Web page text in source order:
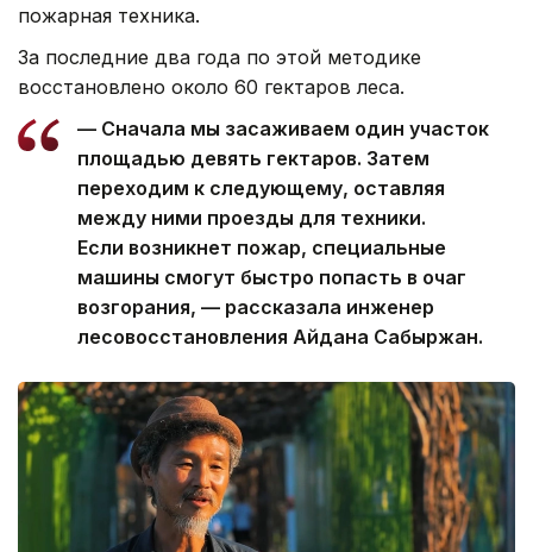
пожарная техника.
За последние два года по этой методике
восстановлено около 60 гектаров леса.
— Сначала мы засаживаем один участок
площадью девять гектаров. Затем
переходим к следующему, оставляя
между ними проезды для техники.
Если возникнет пожар, специальные
машины смогут быстро попасть в очаг
возгорания, — рассказала инженер
лесовосстановления Айдана Сабыржан.